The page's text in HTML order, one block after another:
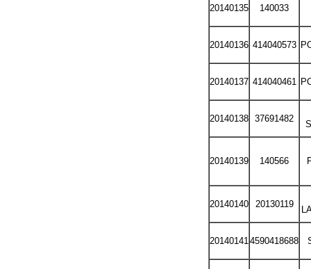
20140135 140033
20140136 414040573
20140137 414040461
20140138 37691482
20140139 140566
20140140 20130119
20140141 4590418688